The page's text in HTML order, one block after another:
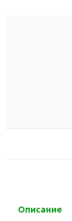
Описание